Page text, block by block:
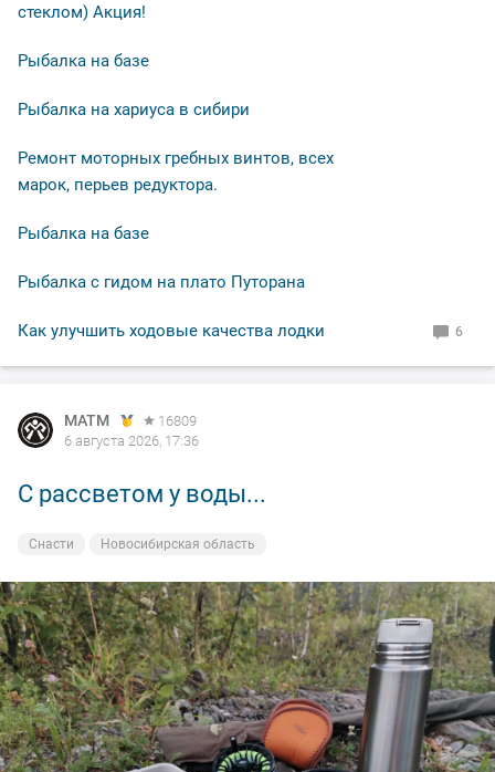
стеклом) Акция!
Рыбалка на базе
Рыбалка на хариуса в сибири
Ремонт моторных гребных винтов, всех
марок, перьев редуктора.
Рыбалка на базе
Рыбалка с гидом на плато Путорана
Как улучшить ходовые качества лодки 6
MATM
16809
6 августа 2026, 17:36
С рассветом у воды...
Снасти Новосибирская область